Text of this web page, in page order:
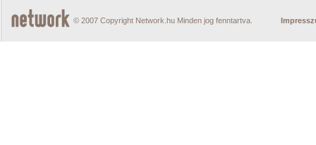
© 2007 Copyright Network.hu Minden jog fenntartva.